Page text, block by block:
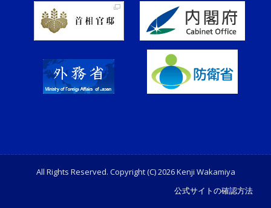
All Rights Reserved. Copyright (C) 2026 Kenji Wakamiya
公式サイトの確認方法